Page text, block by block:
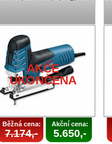
AKCE
UKONČENA
Běžná cena:
7.174,-
Akční cena:
5.650,-